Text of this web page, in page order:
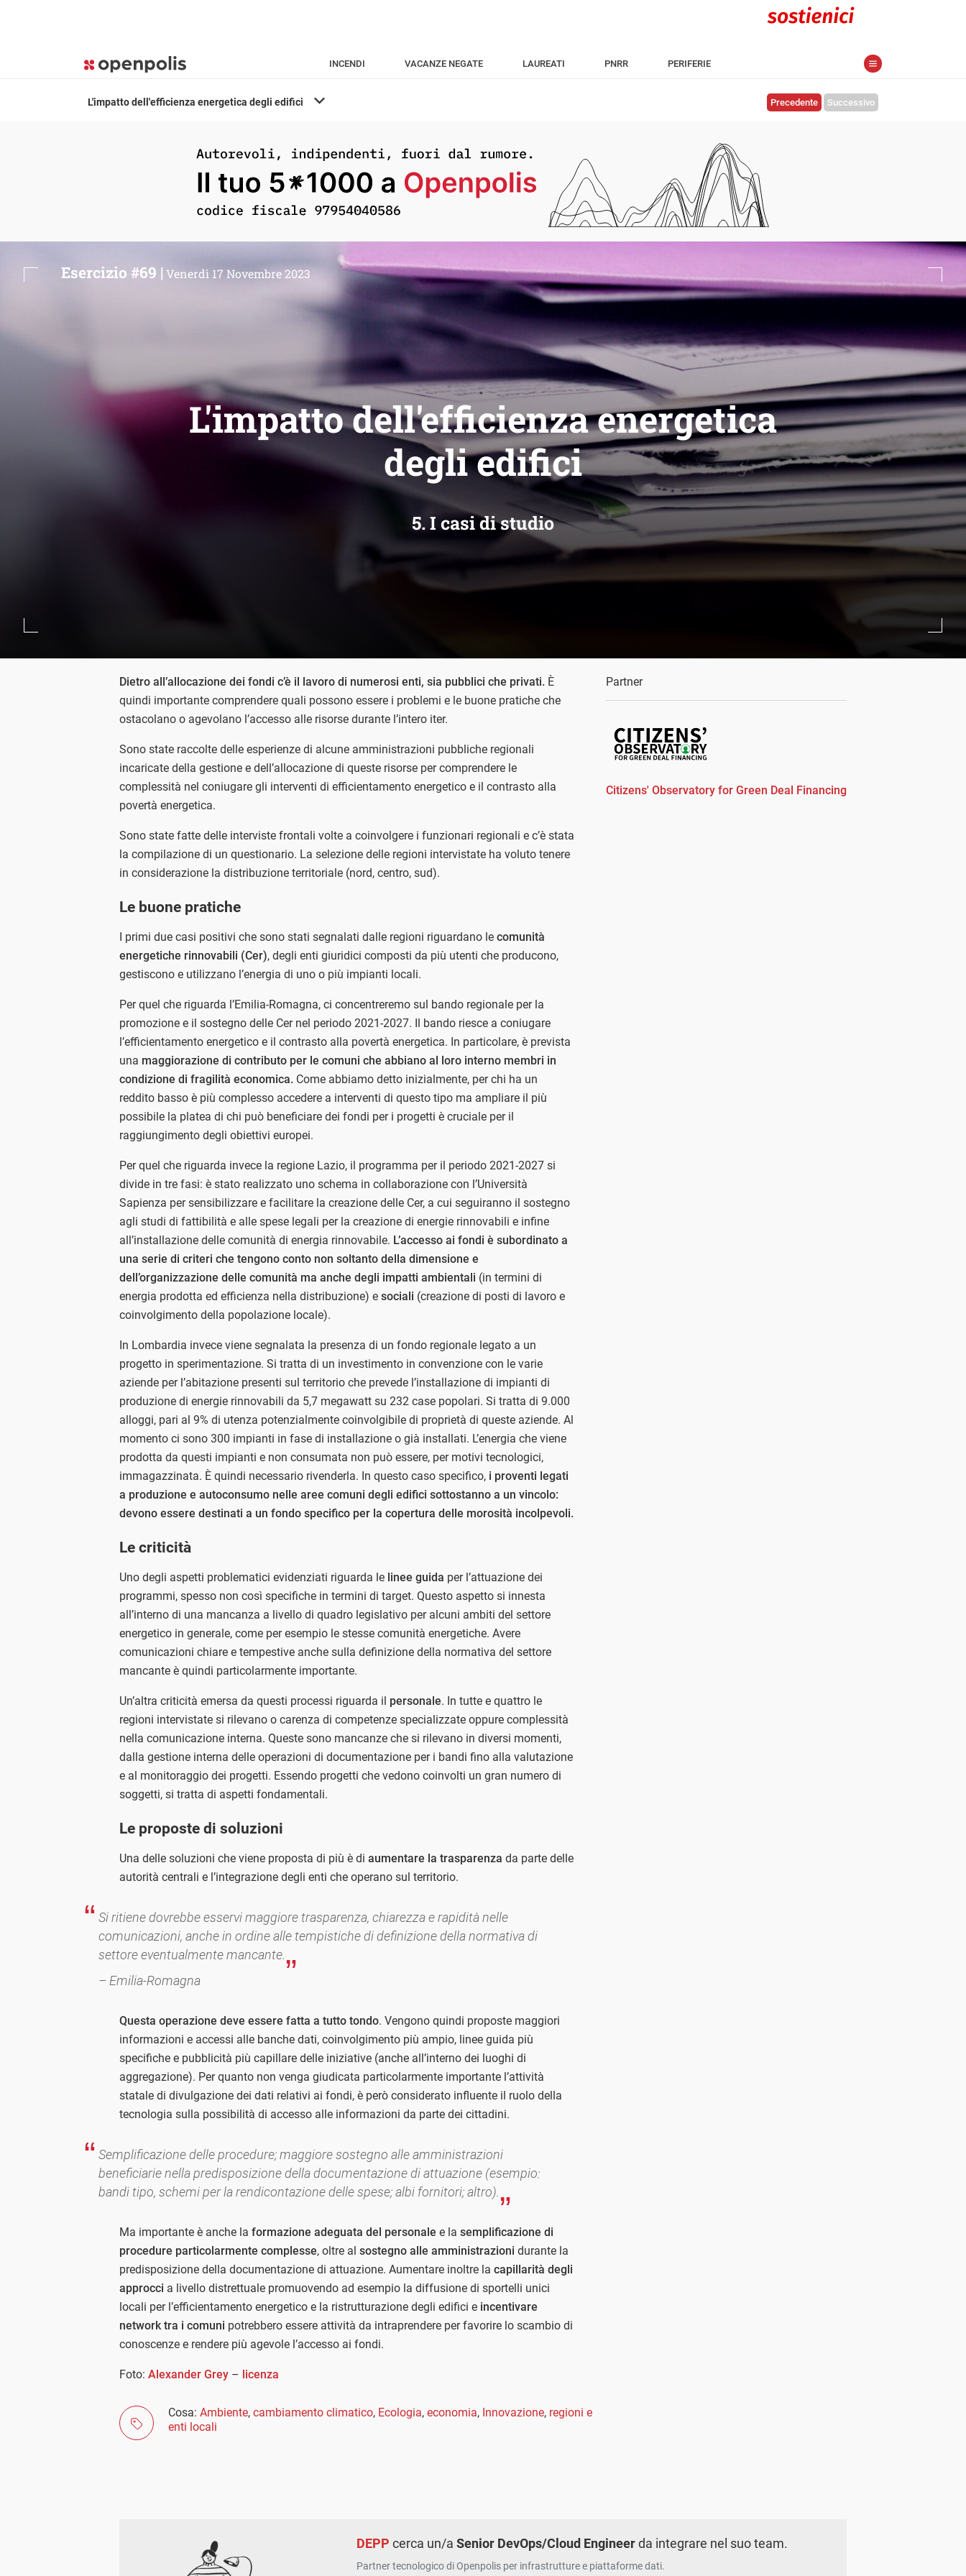
INCENDI VACANZE NEGATE LAUREATI PNRR PERIFERIE
Precedente Successivo
L'impatto dell'efficienza energetica degli edifici
L'impatto dell'efficienza energetica
degli edifici
5. I casi di studio
Esercizio #69 | Venerdì 17 Novembre 2023
Partner
Citizens' Observatory for Green Deal Financing
Dietro all’allocazione dei fondi c’è il lavoro di numerosi enti, sia pubblici che privati. È
quindi importante comprendere quali possono essere i problemi e le buone pratiche che
ostacolano o agevolano l’accesso alle risorse durante l’intero iter.
Sono state raccolte delle esperienze di alcune amministrazioni pubbliche regionali
incaricate della gestione e dell’allocazione di queste risorse per comprendere le
complessità nel coniugare gli interventi di efficientamento energetico e il contrasto alla
povertà energetica.
Sono state fatte delle interviste frontali volte a coinvolgere i funzionari regionali e c’è stata
la compilazione di un questionario. La selezione delle regioni intervistate ha voluto tenere
in considerazione la distribuzione territoriale (nord, centro, sud).
Le buone pratiche
I primi due casi positivi che sono stati segnalati dalle regioni riguardano le comunità
energetiche rinnovabili (Cer), degli enti giuridici composti da più utenti che producono,
gestiscono e utilizzano l’energia di uno o più impianti locali.
Per quel che riguarda l’Emilia-Romagna, ci concentreremo sul bando regionale per la
promozione e il sostegno delle Cer nel periodo 2021-2027. Il bando riesce a coniugare
l’efficientamento energetico e il contrasto alla povertà energetica. In particolare, è prevista
una maggiorazione di contributo per le comuni che abbiano al loro interno membri in
condizione di fragilità economica. Come abbiamo detto inizialmente, per chi ha un
reddito basso è più complesso accedere a interventi di questo tipo ma ampliare il più
possibile la platea di chi può beneficiare dei fondi per i progetti è cruciale per il
raggiungimento degli obiettivi europei.
Per quel che riguarda invece la regione Lazio, il programma per il periodo 2021-2027 si
divide in tre fasi: è stato realizzato uno schema in collaborazione con l’Università
Sapienza per sensibilizzare e facilitare la creazione delle Cer, a cui seguiranno il sostegno
agli studi di fattibilità e alle spese legali per la creazione di energie rinnovabili e infine
all’installazione delle comunità di energia rinnovabile. L’accesso ai fondi è subordinato a
una serie di criteri che tengono conto non soltanto della dimensione e
dell’organizzazione delle comunità ma anche degli impatti ambientali (in termini di
energia prodotta ed efficienza nella distribuzione) e sociali (creazione di posti di lavoro e
coinvolgimento della popolazione locale).
In Lombardia invece viene segnalata la presenza di un fondo regionale legato a un
progetto in sperimentazione. Si tratta di un investimento in convenzione con le varie
aziende per l’abitazione presenti sul territorio che prevede l’installazione di impianti di
produzione di energie rinnovabili da 5,7 megawatt su 232 case popolari. Si tratta di 9.000
alloggi, pari al 9% di utenza potenzialmente coinvolgibile di proprietà di queste aziende. Al
momento ci sono 300 impianti in fase di installazione o già installati. L’energia che viene
prodotta da questi impianti e non consumata non può essere, per motivi tecnologici,
immagazzinata. È quindi necessario rivenderla. In questo caso specifico, i proventi legati
a produzione e autoconsumo nelle aree comuni degli edifici sottostanno a un vincolo:
devono essere destinati a un fondo specifico per la copertura delle morosità incolpevoli.
Le criticità
Uno degli aspetti problematici evidenziati riguarda le linee guida per l’attuazione dei
programmi, spesso non così specifiche in termini di target. Questo aspetto si innesta
all’interno di una mancanza a livello di quadro legislativo per alcuni ambiti del settore
energetico in generale, come per esempio le stesse comunità energetiche. Avere
comunicazioni chiare e tempestive anche sulla definizione della normativa del settore
mancante è quindi particolarmente importante.
Un’altra criticità emersa da questi processi riguarda il personale. In tutte e quattro le
regioni intervistate si rilevano o carenza di competenze specializzate oppure complessità
nella comunicazione interna. Queste sono mancanze che si rilevano in diversi momenti,
dalla gestione interna delle operazioni di documentazione per i bandi fino alla valutazione
e al monitoraggio dei progetti. Essendo progetti che vedono coinvolti un gran numero di
soggetti, si tratta di aspetti fondamentali.
Le proposte di soluzioni
Una delle soluzioni che viene proposta di più è di aumentare la trasparenza da parte delle
autorità centrali e l’integrazione degli enti che operano sul territorio.
Si ritiene dovrebbe esservi maggiore trasparenza, chiarezza e rapidità nelle
comunicazioni, anche in ordine alle tempistiche di definizione della normativa di
settore eventualmente mancante.
– Emilia-Romagna
Questa operazione deve essere fatta a tutto tondo. Vengono quindi proposte maggiori
informazioni e accessi alle banche dati, coinvolgimento più ampio, linee guida più
specifiche e pubblicità più capillare delle iniziative (anche all’interno dei luoghi di
aggregazione). Per quanto non venga giudicata particolarmente importante l’attività
statale di divulgazione dei dati relativi ai fondi, è però considerato influente il ruolo della
tecnologia sulla possibilità di accesso alle informazioni da parte dei cittadini.
Semplificazione delle procedure; maggiore sostegno alle amministrazioni
beneficiarie nella predisposizione della documentazione di attuazione (esempio:
bandi tipo, schemi per la rendicontazione delle spese; albi fornitori; altro).
Ma importante è anche la formazione adeguata del personale e la semplificazione di
procedure particolarmente complesse, oltre al sostegno alle amministrazioni durante la
predisposizione della documentazione di attuazione. Aumentare inoltre la capillarità degli
approcci a livello distrettuale promuovendo ad esempio la diffusione di sportelli unici
locali per l’efficientamento energetico e la ristrutturazione degli edifici e incentivare
network tra i comuni potrebbero essere attività da intraprendere per favorire lo scambio di
conoscenze e rendere più agevole l’accesso ai fondi.
Foto: Alexander Grey – licenza
Cosa: Ambiente, cambiamento climatico, Ecologia, economia, Innovazione, regioni e
enti locali
DEPP cerca un/aSenior DevOps/Cloud Engineerda integrare nel suo team.
Partner tecnologico di Openpolis per infrastrutture e piattaforme dati.